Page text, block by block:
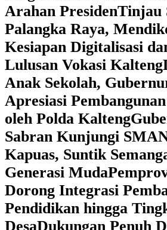
Arahan Presiden‎Tinjau
Palangka Raya,
Kesiapan Digitalisasi
Lulusan Vokasi Kalteng
Anak Sekolah,
Apresiasi
oleh Polda Kalteng
Sabran Kunjungi
Kapuas, Suntik
Generasi Muda
Dorong Integrasi
Pendidikan hingga
DesaDukungan Penuh